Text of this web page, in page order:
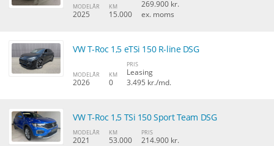
MODELÅR
2025
KM
15.000
269.900 kr.
ex. moms
VW T-Roc 1,5 eTSi 150 R-line DSG
MODELÅR
2026
KM
0
PRIS
Leasing
3.495 kr./md.
VW T-Roc 1,5 TSi 150 Sport Team DSG
MODELÅR
2021
KM
53.000
PRIS
214.900 kr.